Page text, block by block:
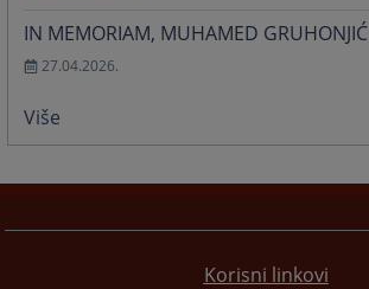
IN MEMORIAM, MUHAMED GRUHONJIĆ
27.04.2026.
Više
Korisni linkovi